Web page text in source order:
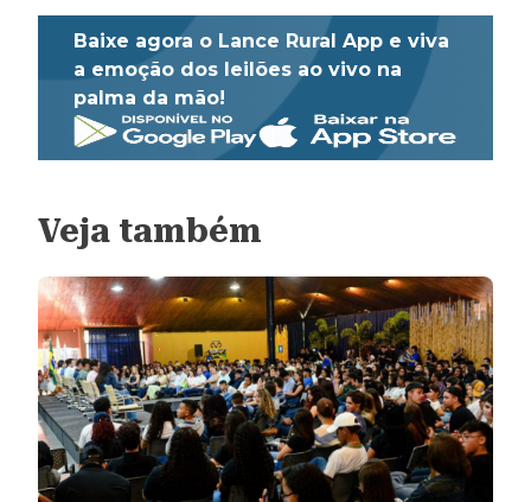
Baixe agora o Lance Rural App e viva
a emoção dos leilões ao vivo na
palma da mão!
Veja também